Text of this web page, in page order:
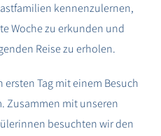
kennenzulernen,
Woche zu erkunden und
Reise zu erholen.
Tag mit einem Besuch
Zusammen mit unseren
besuchten wir den